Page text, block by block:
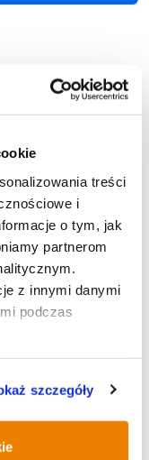
treści
i
o tym, jak
partnerom
z innymi danymi
podczas
szczegóły
Industrialny
inżynieryjna
S
Kluczowe
Stacji